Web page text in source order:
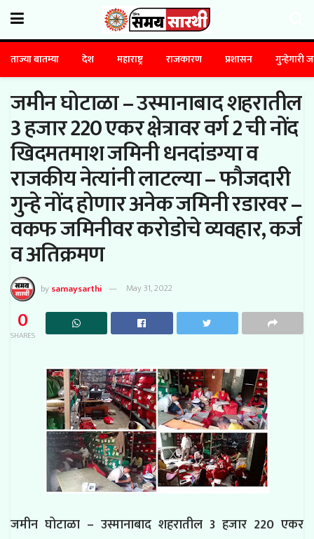
ताज्या बातम्या देश महाराष्ट्र राजकारण प्रशासन गुन्हेगारी
जमीन घोटाळा – उस्मानाबाद शहरातील
3 हजार 220 एकर क्षेत्रावर वर्ग 2 ची नोंद
खिदमतमाश जमिनी धनदांडग्या व
राजकीय नेत्यांनी लाटल्या – फौजदारी
गुन्हे नोंद होणार अनेक जमिनी रडारवर –
वकफ जमिनीवर करोडोचे व्यवहार, कर्ज
व अतिक्रमण
bysamaysarthi May 31, 2022
0
SHARES
जमीन घोटाळा – उस्मानाबाद शहरातील 3 हजार 220 एकर